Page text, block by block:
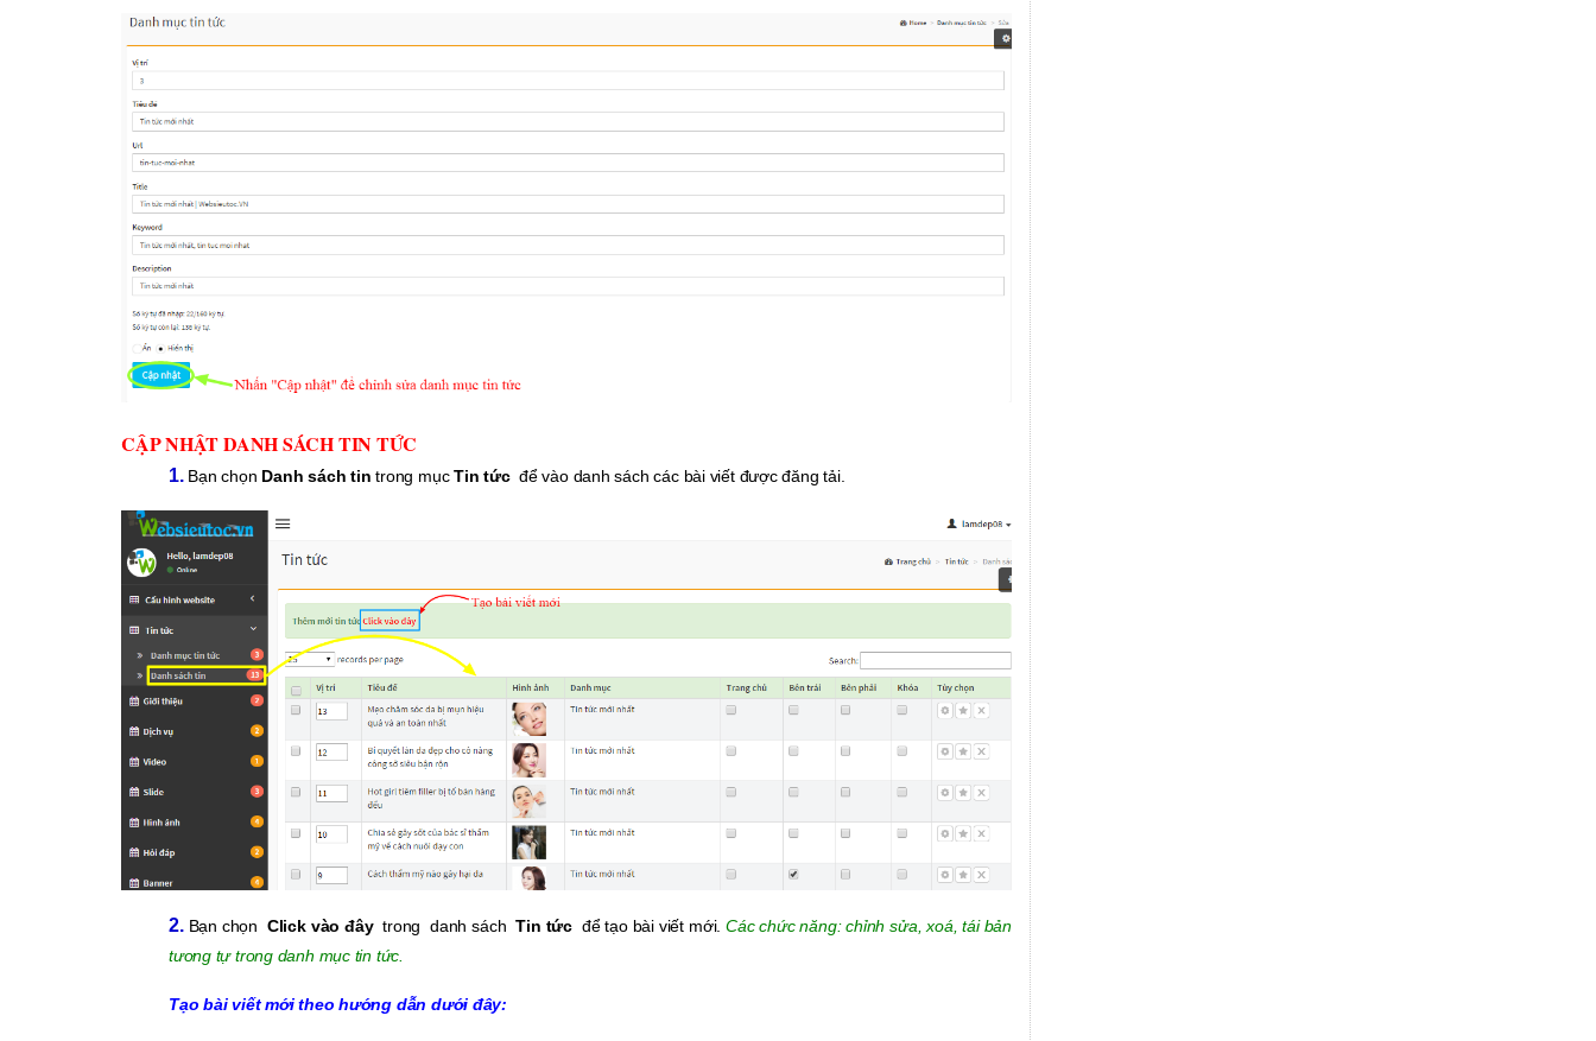
CẬP NHẬT DANH SÁCH TIN TỨC
1.Bạn chọn Danh sách tintrong mụcTin tức để vào danh sách các bài viết được đăng tải.
2. Bạn chọn Click vào đây trong danh sách Tin tức để tạo bài viết mới.Các chức năng: chỉnh sửa, xoá, tái bản
tương tự trong danh mục tin tức.
Tạo bài viết mới theo hướng dẫn dưới đây: